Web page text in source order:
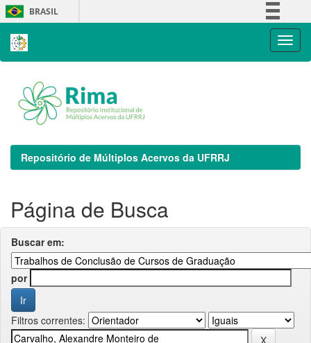
Skip
navigation
BRASIL
Repositório de Múltiplos Acervos da UFRRJ
Página de Busca
Buscar em:
por
Filtros correntes: